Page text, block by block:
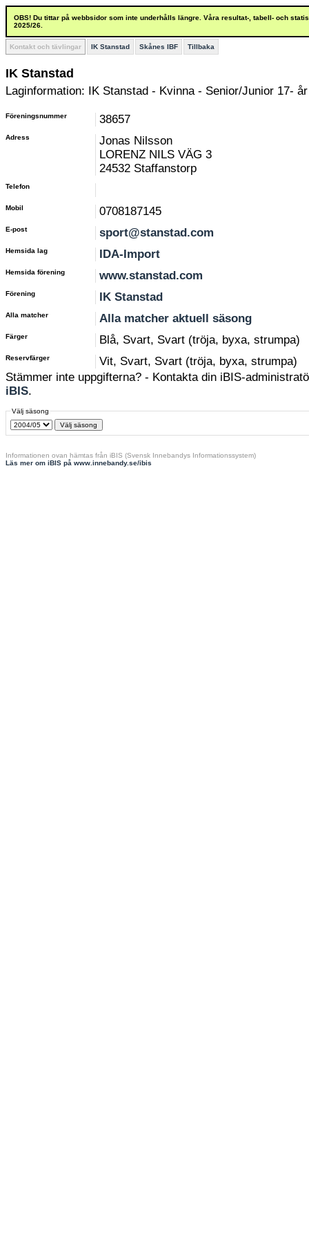
OBS! Du tittar på webbsidor som inte underhålls längre. Våra resultat-, tabell- och
2025/26.
Kontakt och tävlingar IK Stanstad Skånes IBF Tillbaka
IK Stanstad
Laginformation: IK Stanstad - Kvinna - Senior/Junior 17- år
Föreningsnummer 38657
Adress
Jonas Nilsson
LORENZ NILS VÄG 3
24532 Staffanstorp
Telefon
Mobil 0708187145
E-post sport@stanstad.com
Hemsida lag IDA-Import
Hemsida förening www.stanstad.com
Förening IK Stanstad
Alla matcher Alla matcher aktuell säsong
Färger Blå, Svart, Svart (tröja, byxa, strumpa)
Reservfärger
Vit, Svart, Svart (tröja, byxa, strumpa)
Stämmer inte uppgifterna? - Kontakta din iBIS-
iBIS.
Välj säsong
Informationen ovan hämtas från iBIS (Svensk Innebandys Informationssystem)
Läs mer om iBIS på www.innebandy.se/ibis